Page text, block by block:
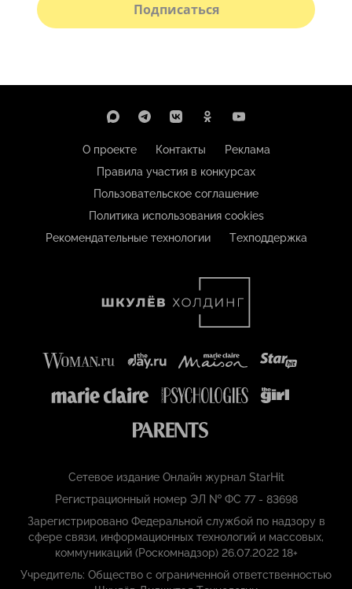
Подписаться
О проекте Контакты
Реклама
Правила участия в конкурсах
Пользовательское соглашение
Политика использования cookies
Рекомендательные технологии
Техподдержка
Сетевое издание Онлайн журнал StarHit
Регистрационный номер ЭЛ № ФС 77 - 83698
Зарегистрировано Федеральной службой по надзору в
сфере связи, информационных технологий и массовых,
коммуникаций (Роскомнадзор) 26.07.2022 18+
Учредитель: Общество с ограниченной ответственностью